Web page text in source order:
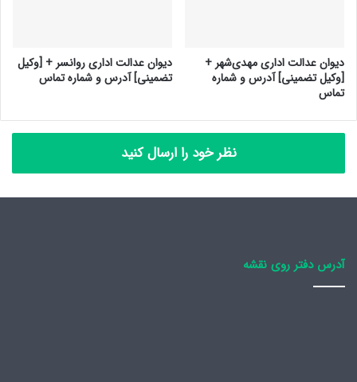
دیوان عدالت اداری مهدی‌شهر +
[وکیل تضمینی] آدرس و شماره
تماس
دیوان عدالت اداری روانسر + [وکیل
تضمینی] آدرس و شماره تماس
نظر خود را ارسال کنید
آدرس دفتر روی نقشه